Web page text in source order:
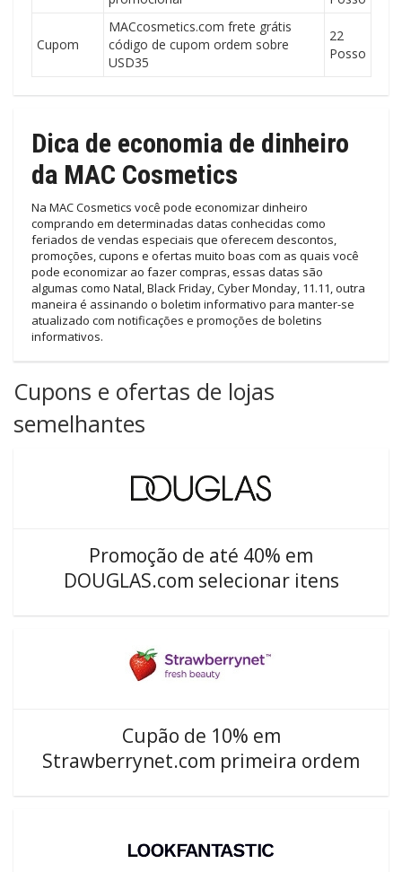
Cupom
MACcosmetics.com frete grátis
código de cupom ordem sobre
USD35
22
Posso
Dica de economia de dinheiro
da MAC Cosmetics
Na MAC Cosmetics você pode economizar dinheiro
comprando em determinadas datas conhecidas como
feriados de vendas especiais que oferecem descontos,
promoções, cupons e ofertas muito boas com as quais você
pode economizar ao fazer compras, essas datas são
algumas como Natal, Black Friday, Cyber Monday, 11.11, outra
maneira é assinando o boletim informativo para manter-se
atualizado com notificações e promoções de boletins
informativos.
Cupons e ofertas de lojas
semelhantes
Promoção de até 40% em
DOUGLAS.com selecionar itens
Cupão de 10% em
Strawberrynet.com primeira ordem